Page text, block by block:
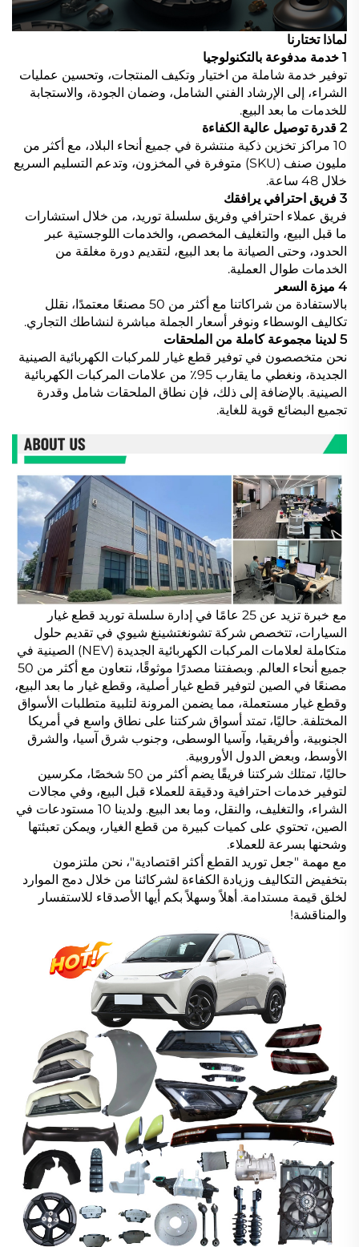
لماذا تختارنا
1 خدمة مدفوعة بالتكنولوجيا
توفير خدمة شاملة من اختيار وتكيف المنتجات، وتحسين عمليات
الشراء، إلى الإرشاد الفني الشامل، وضمان الجودة، والاستجابة
للخدمات ما بعد البيع.
2 قدرة توصيل عالية الكفاءة
10 مراكز تخزين ذكية منتشرة في جميع أنحاء البلاد، مع أكثر من
مليون صنف (SKU) متوفرة في المخزون، وتدعم التسليم السريع
خلال 48 ساعة.
3 فريق احترافي يرافقك
فريق عملاء احترافي وفريق سلسلة توريد، من خلال استشارات
ما قبل البيع، والتغليف المخصص، والخدمات اللوجستية عبر
الحدود، وحتى الصيانة ما بعد البيع، لتقديم دورة مغلقة من
الخدمات طوال العملية.
4 ميزة السعر
بالاستفادة من شراكاتنا مع أكثر من 50 مصنعًا معتمدًا، نقلل
تكاليف الوسطاء ونوفر أسعار الجملة مباشرة لنشاطك التجاري.
5 لدينا مجموعة كاملة من الملحقات
نحن متخصصون في توفير قطع غيار للمركبات الكهربائية الصينية
الجديدة، ونغطي ما يقارب 95٪ من علامات المركبات الكهربائية
الصينية. بالإضافة إلى ذلك، فإن نطاق الملحقات شامل وقدرة
تجميع البضائع قوية للغاية.
مع خبرة تزيد عن 25 عامًا في إدارة سلسلة توريد قطع غيار
السيارات، تتخصص شركة تشونغتشينغ شيوي في تقديم حلول
متكاملة لعلامات المركبات الكهربائية الجديدة (NEV) الصينية في
جميع أنحاء العالم. وبصفتنا مصدرًا موثوقًا، نتعاون مع أكثر من 50
مصنعًا في الصين لتوفير قطع غيار أصلية، وقطع غيار ما بعد البيع،
وقطع غيار مستعملة، مما يضمن المرونة لتلبية متطلبات الأسواق
المختلفة. حاليًا، تمتد أسواق شركتنا على نطاق واسع في أمريكا
الجنوبية، وأفريقيا، وآسيا الوسطى، وجنوب شرق آسيا، والشرق
الأوسط، وبعض الدول الأوروبية.
حاليًا، تمتلك شركتنا فريقًا يضم أكثر من 50 شخصًا، مكرسين
لتوفير خدمات احترافية ودقيقة للعملاء قبل البيع، وفي مجالات
الشراء، والتغليف، والنقل، وما بعد البيع. ولدينا 10 مستودعات في
الصين، تحتوي على كميات كبيرة من قطع الغيار، ويمكن تعبئتها
وشحنها بسرعة للعملاء.
مع مهمة "جعل توريد القطع أكثر اقتصادية"، نحن ملتزمون
بتخفيض التكاليف وزيادة الكفاءة لشركائنا من خلال دمج الموارد
لخلق قيمة مستدامة. أهلاً وسهلاً بكم أيها الأصدقاء للاستفسار
والمناقشة!